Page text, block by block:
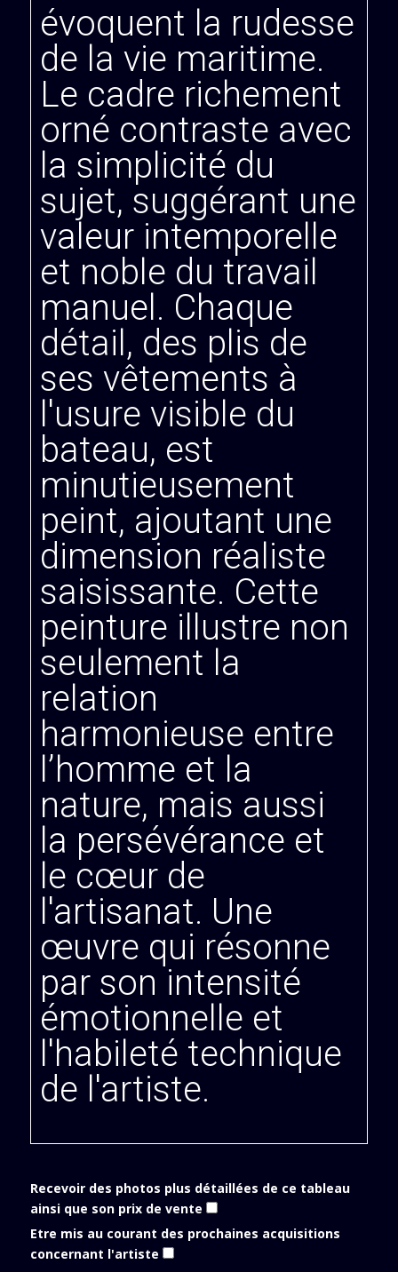
évoquent la rudesse
de la vie maritime.
Le cadre richement
orné contraste avec
la simplicité du
sujet, suggérant une
valeur intemporelle
et noble du travail
manuel. Chaque
détail, des plis de
ses vêtements à
l'usure visible du
bateau, est
minutieusement
peint, ajoutant une
dimension réaliste
saisissante. Cette
peinture illustre non
seulement la
relation
harmonieuse entre
l’homme et la
nature, mais aussi
la persévérance et
le cœur de
l'artisanat. Une
œuvre qui résonne
par son intensité
émotionnelle et
l'habileté technique
de l'artiste.
Recevoir des photos plus détaillées de ce tableau
ainsi que son prix de vente
Etre mis au courant des prochaines acquisitions
concernant l'artiste